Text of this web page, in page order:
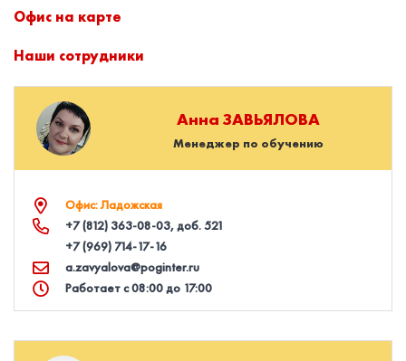
Офис на карте
Наши сотрудники
Анна ЗАВЬЯЛОВА
Менеджер по обучению
Офис: Ладожская
+7 (812) 363‑08‑03, доб. 521
+7 (969) 714‑17‑16
a.zavyalova@poginter.ru
Работает с 08:00 до 17:00